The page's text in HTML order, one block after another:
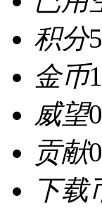
积分5
金币
威望0
贡献0
下载